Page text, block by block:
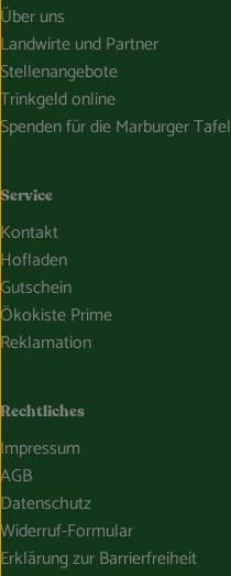
Über uns
Landwirte und Partner
Stellenangebote
Trinkgeld online
Spenden für die Marburger Tafel
Service
Kontakt
Hofladen
Gutschein
Ökokiste Prime
Reklamation
Rechtliches
Impressum
AGB
Datenschutz
Widerruf-Formular
Erklärung zur Barrierfreiheit